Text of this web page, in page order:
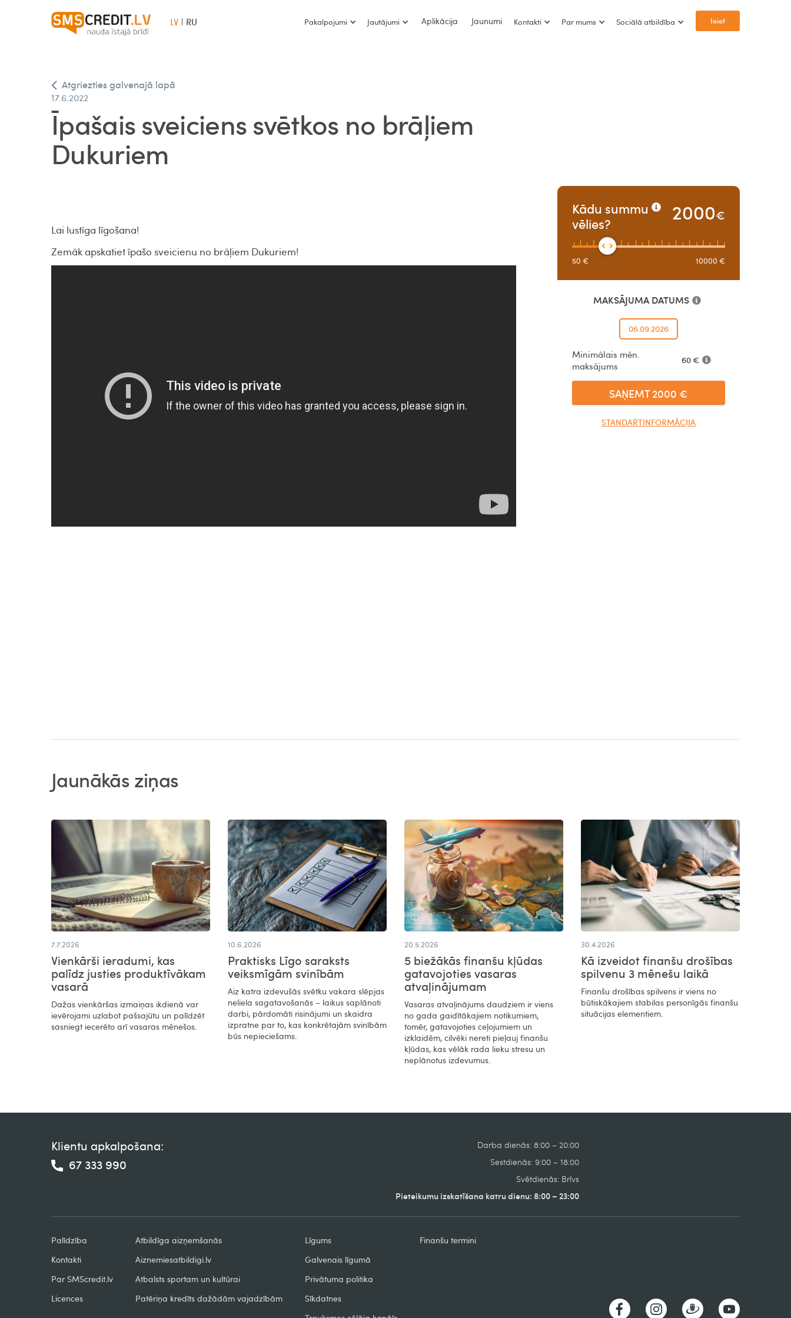
LV RU Pakalpojumi Jautājumi Aplikācija Jaunumi Kontakti Par mums Sociālā atbildība Ieiet
Atgriezties galvenajā lapā
17.6.2022
Īpašais sveiciens svētkos no brāļiem
Dukuriem
Lai lustīga līgošana!
Zemāk apskatiet īpašo sveicienu no brāļiem Dukuriem!
Kādu summu
vēlies?
2000€
50 € 10000 €
MAKSĀJUMA DATUMS
06.09.2026
Minimālais mēn.
maksājums
60€
SAŅEMT2000 €
STANDARTINFORMĀCIJA
Jaunākās ziņas
7.7.2026
Vienkārši ieradumi, kas
palīdz justies produktīvākam
vasarā​
Dažas vienkāršas izmaiņas ikdienā var
ievērojami uzlabot pašsajūtu un palīdzēt
sasniegt iecerēto arī vasaras mēnešos.
10.6.2026
Praktisks Līgo saraksts
veiksmīgām svinībām
Aiz katra izdevušās svētku vakara slēpjas
neliela sagatavošanās – laikus saplānoti
darbi, pārdomāti risinājumi un skaidra
izpratne par to, kas konkrētajām svinībām
būs nepieciešams.
20.5.2026
5 biežākās finanšu kļūdas
gatavojoties vasaras
atvaļinājumam
Vasaras atvaļinājums daudziem ir viens
no gada gaidītākajiem notikumiem,
tomēr, gatavojoties ceļojumiem un
izklaidēm, cilvēki nereti pieļauj finanšu
kļūdas, kas vēlāk rada lieku stresu un
neplānotus izdevumus.
30.4.2026
Kā izveidot finanšu drošības
spilvenu 3 mēnešu laikā
Finanšu drošības spilvens ir viens no
būtiskākajiem stabilas personīgās finanšu
situācijas elementiem.
Klientu apkalpošana:
67 333 990
Darba dienās: 8:00 – 20:00
Sestdienās: 9:00 – 18:00
Svētdienās: Brīvs
Pieteikumu izskatīšana katru dienu: 8:00 – 23:00
Palīdzība
Kontakti
Par SMScredit.lv
Licences
Atbildīga aizņemšanās
Aiznemiesatbildigi.lv
Atbalsts sportam un kultūrai
Patēriņa kredīts dažādām vajadzībām
Līgums
Galvenais līgumā
Privātuma politika
Sīkdatnes
Finanšu termini